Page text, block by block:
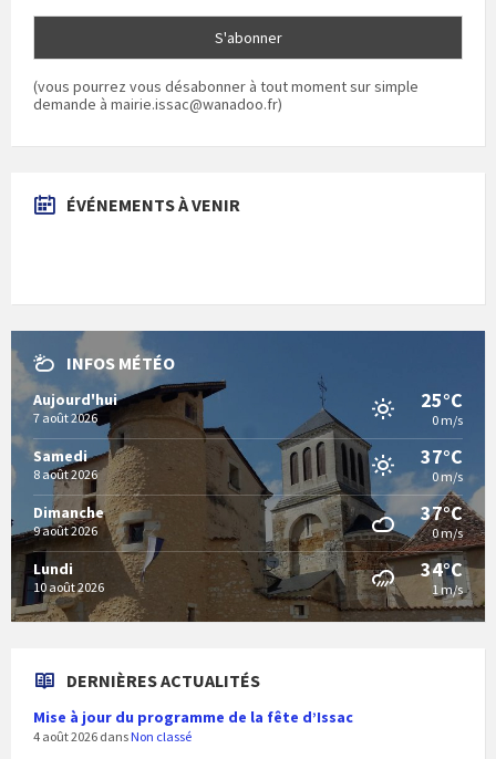
(vous pourrez vous désabonner à tout moment sur simple
demande à mairie.issac@wanadoo.fr)
ÉVÉNEMENTS À VENIR
INFOS MÉTÉO
Aujourd'hui
7 août 2026
25°C
0 m/s
Samedi
8 août 2026
37°C
0 m/s
Dimanche
9 août 2026
37°C
0 m/s
Lundi
10 août 2026
34°C
1 m/s
DERNIÈRES ACTUALITÉS
Mise à jour du programme de la fête d’Issac
4 août 2026 dansNon classé